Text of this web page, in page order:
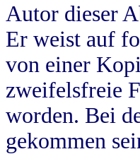
Autor dieser
Er weist auf
von einer
zweifelsfreie
worden. Bei
gekommen